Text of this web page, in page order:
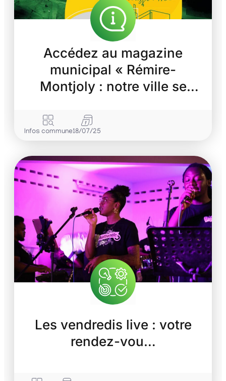
Accédez au magazine
municipal « Rémire-
Montjoly : notre ville se
Infos commune18/07/25
Les vendredis live : votre
rendez-vou…